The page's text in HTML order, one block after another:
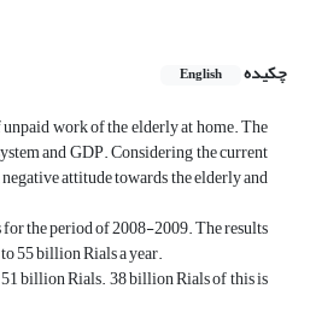
چکیده
English
work of the elderly at home. The
and GDP. Considering the current
attitude towards the elderly and
for the period of 2008-2009. The results
55 billion Rials a year.
billion Rials. 38 billion Rials of this is